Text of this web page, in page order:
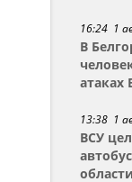
16:24 1
В
атаках
13:38 1
ВСУ
области